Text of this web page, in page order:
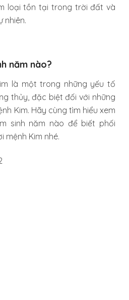
loại tồn tại trong trời đất và
nhiên.
năm nào?
là một trong những yếu tố
thủy, đặc biệt đối với những
Kim. Hãy cùng tìm hiểu xem
sinh năm nào để biết phối
mệnh Kim nhé.